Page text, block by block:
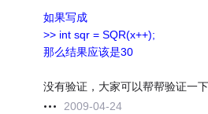
如果写成
>> int sqr = SQR(x++);
那么结果应该是30
没有验证，大家可以帮帮验证一下
2009-04-24